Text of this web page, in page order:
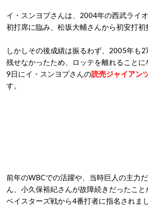
イ・スンヨプさんは、2004年の西武ライ
初打席に臨み、松坂大輔さんから初安打初
しかしその後成績は振るわず、2005年も
残せなかったため、ロッテを離れること
9日にイ・スンヨプさんの読売ジャイアン
す。
前年のWBCでの活躍や、当時巨人の主力
ん、小久保裕紀さんが故障続きだったこ
ベイスターズ戦から4番打者に指名されまし